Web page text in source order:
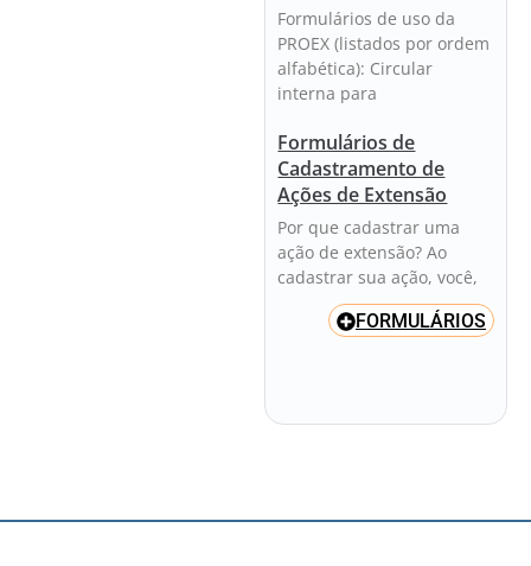
Formulários de uso da
PROEX (listados por ordem
alfabética): Circular
interna para
Formulários de
Cadastramento de
Ações de Extensão
Por que cadastrar uma
ação de extensão? Ao
cadastrar sua ação, você,
FORMULÁRIOS